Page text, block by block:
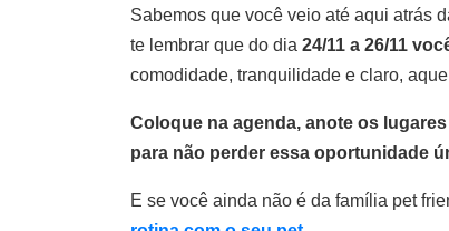
Sabemos que você veio até aqui atrás
te lembrar que do dia 24/11 a 26/11
comodidade, tranquilidade e claro,
Coloque na agenda, anote os
para não perder essa oportunidade
E se você ainda não é da família pet